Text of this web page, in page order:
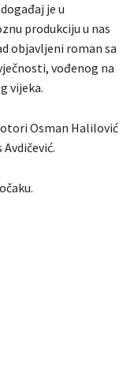
je u
produkciju u nas
objavljeni roman sa
vođenog na
vijeka.
Osman Halilović